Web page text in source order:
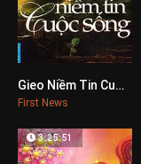
0
Gieo Niềm Tin Cuộc Sống
First News
3:25:51